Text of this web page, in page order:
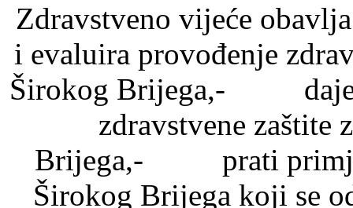
Zdravstveno vijeće
i evaluira provođenje
Širokog Brijega,- daje
zdravstvene zaštite
Brijega,- prati
Širokog Brijega koji se